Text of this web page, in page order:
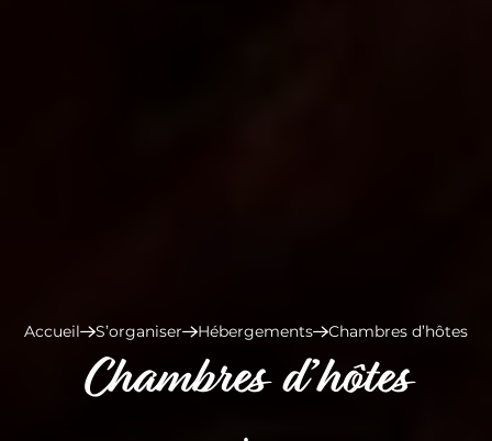
Accueil S’organiser Hébergements Chambres d’hôtes
Chambres d’hôtes